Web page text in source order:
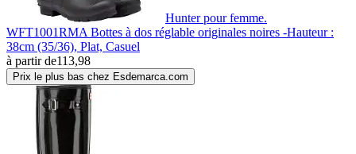
Hunter pour femme.
WFT1001RMA Bottes à dos réglable originales noires -Hauteur :
38cm (35/36), Plat, Casuel
à partir de113,98
Prix le plus bas chez Esdemarca.com